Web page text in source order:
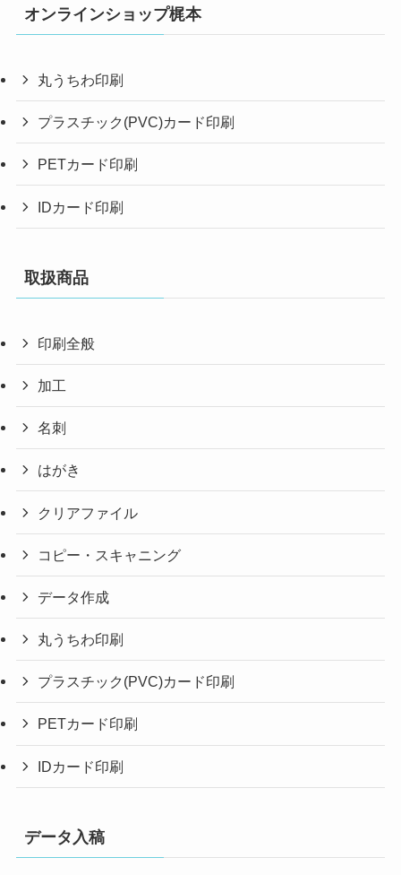
オンラインショップ梶本
丸うちわ印刷
プラスチック(PVC)カード印刷
PETカード印刷
IDカード印刷
取扱商品
印刷全般
加工
名刺
はがき
クリアファイル
コピー・スキャニング
データ作成
丸うちわ印刷
プラスチック(PVC)カード印刷
PETカード印刷
IDカード印刷
データ入稿